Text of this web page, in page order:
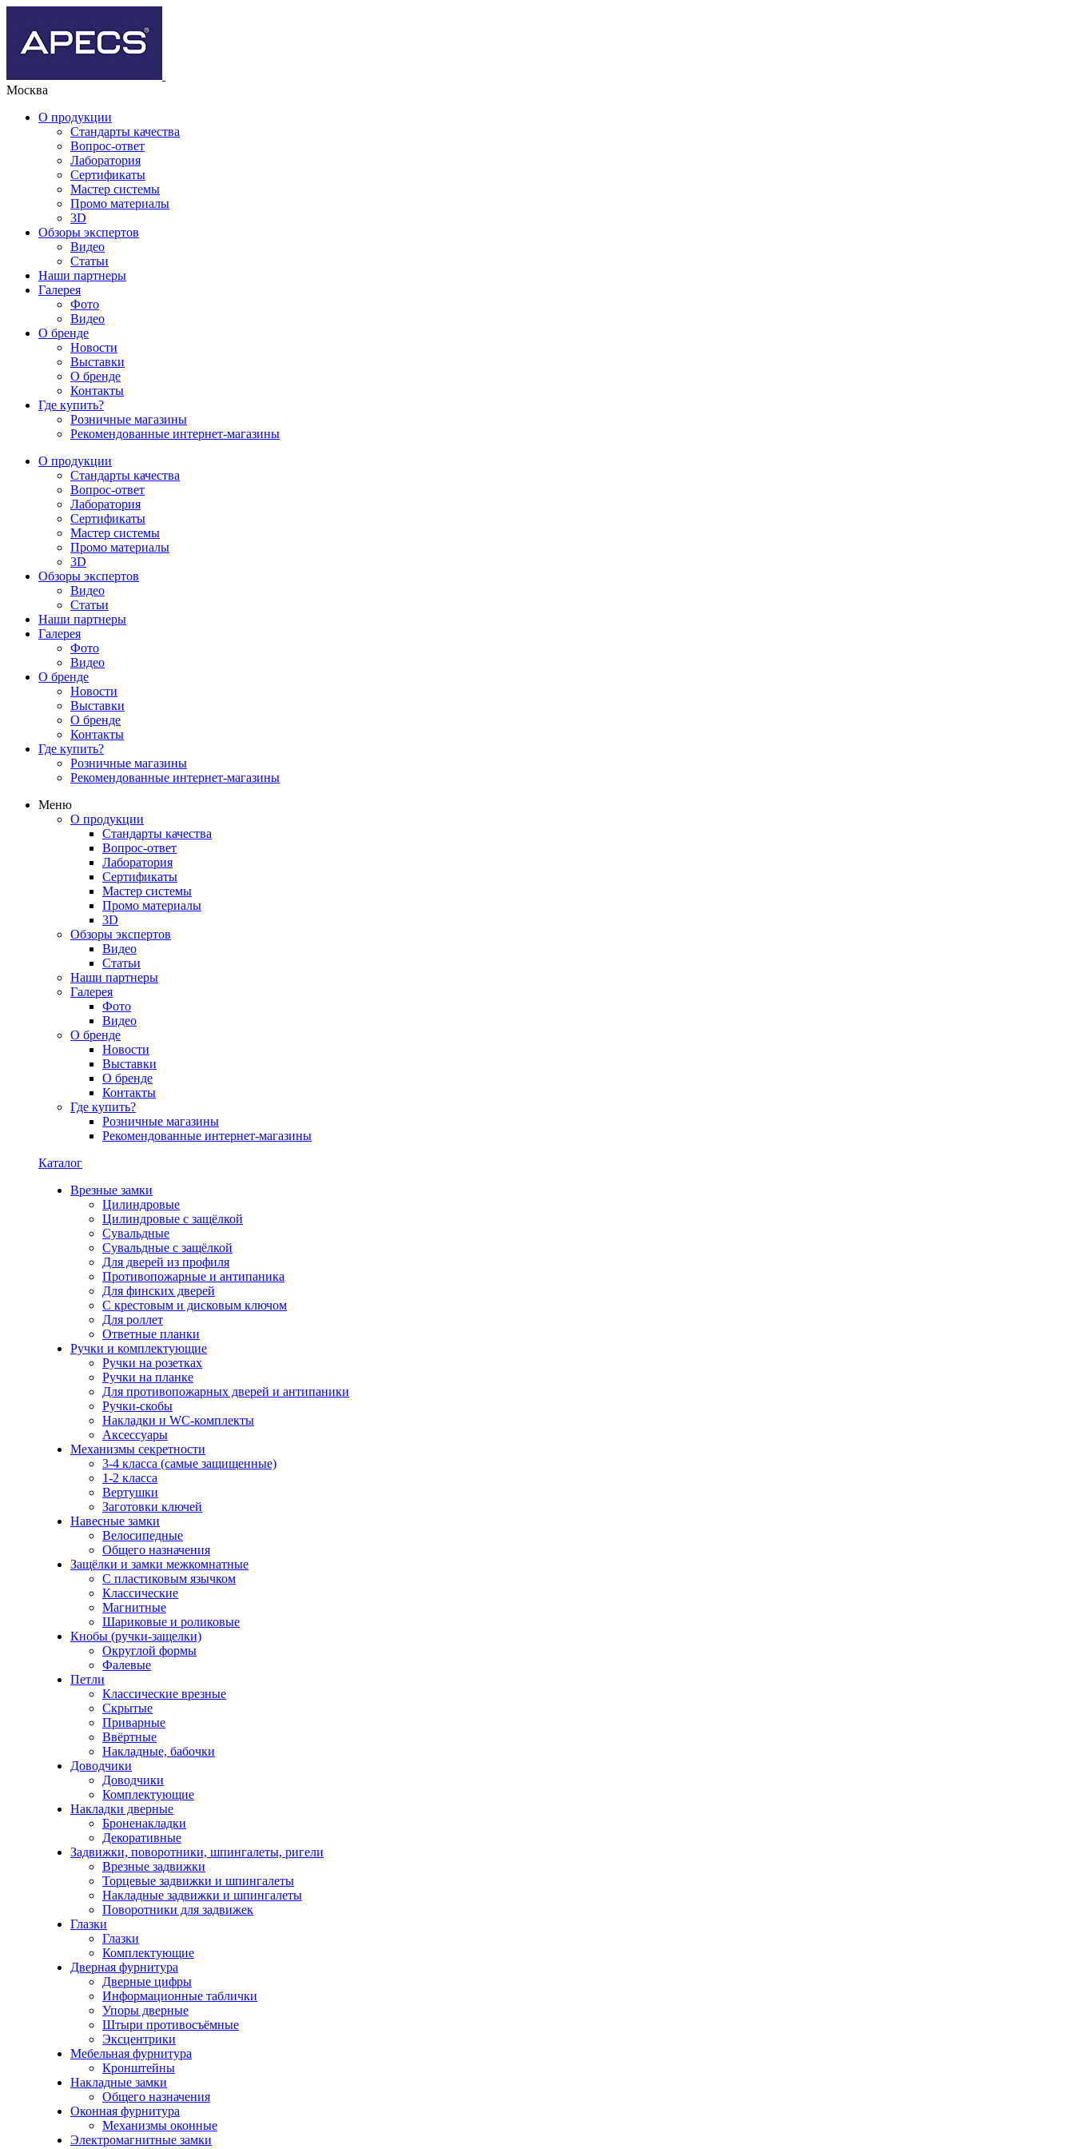
Москва
О продукции
Стандарты качества
Вопрос-ответ
Лаборатория
Сертификаты
Мастер системы
Промо материалы
3D
Обзоры экспертов
Видео
Статьи
Наши партнеры
Галерея
Фото
Видео
О бренде
Новости
Выставки
О бренде
Контакты
Где купить?
Розничные магазины
Рекомендованные интернет-магазины
О продукции
Стандарты качества
Вопрос-ответ
Лаборатория
Сертификаты
Мастер системы
Промо материалы
3D
Обзоры экспертов
Видео
Статьи
Наши партнеры
Галерея
Фото
Видео
О бренде
Новости
Выставки
О бренде
Контакты
Где купить?
Розничные магазины
Рекомендованные интернет-магазины
Меню
О продукции
Стандарты качества
Вопрос-ответ
Лаборатория
Сертификаты
Мастер системы
Промо материалы
3D
Обзоры экспертов
Видео
Статьи
Наши партнеры
Галерея
Фото
Видео
О бренде
Новости
Выставки
О бренде
Контакты
Где купить?
Розничные магазины
Рекомендованные интернет-магазины
Каталог
Врезные замки
Цилиндровые
Цилиндровые с защёлкой
Сувальдные
Сувальдные с защёлкой
Для дверей из профиля
Противопожарные и антипаника
Для финских дверей
С крестовым и дисковым ключом
Для роллет
Ответные планки
Ручки и комплектующие
Ручки на розетках
Ручки на планке
Для противопожарных дверей и антипаники
Ручки-скобы
Накладки и WC-комплекты
Аксессуары
Механизмы секретности
3-4 класса (самые защищенные)
1-2 класса
Вертушки
Заготовки ключей
Навесные замки
Велосипедные
Общего назначения
Защёлки и замки межкомнатные
С пластиковым язычком
Классические
Магнитные
Шариковые и роликовые
Кнобы (ручки-защелки)
Округлой формы
Фалевые
Петли
Классические врезные
Скрытые
Приварные
Ввёртные
Накладные, бабочки
Доводчики
Доводчики
Комплектующие
Накладки дверные
Броненакладки
Декоративные
Задвижки, поворотники, шпингалеты, ригели
Врезные задвижки
Торцевые задвижки и шпингалеты
Накладные задвижки и шпингалеты
Поворотники для задвижек
Глазки
Глазки
Комплектующие
Дверная фурнитура
Дверные цифры
Информационные таблички
Упоры дверные
Штыри противосъёмные
Эксцентрики
Мебельная фурнитура
Кронштейны
Накладные замки
Общего назначения
Оконная фурнитура
Механизмы оконные
Электромагнитные замки